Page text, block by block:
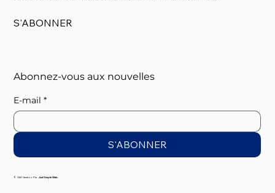
S'ABONNER
Abonnez-vous aux nouvelles
E-mail *
S'ABONNER
© S&F Gestion. ParJust Simple Web.